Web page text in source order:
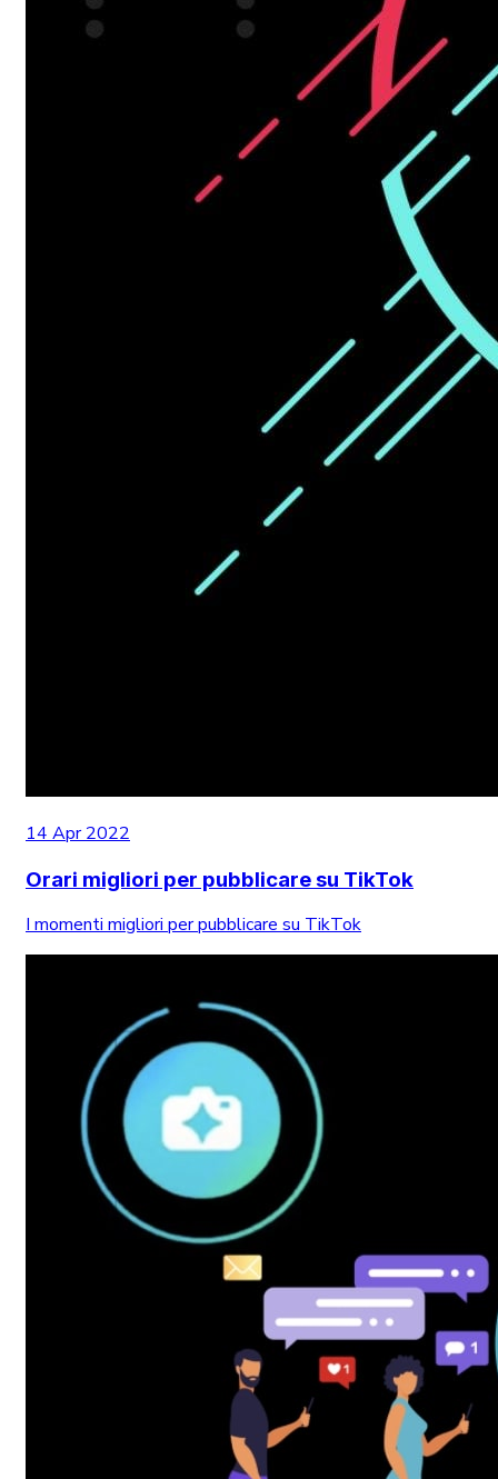
14 Apr 2022
Orari migliori per pubblicare su TikTok
I momenti migliori per pubblicare su TikTok